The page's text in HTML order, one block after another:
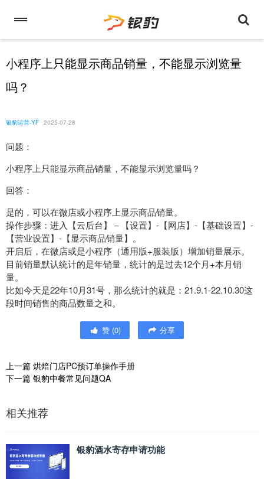
小程序上只能显示商品销量，不能显示浏览量
吗？
银豹运营-YF 2025-07-28
问题：
小程序上只能显示商品销量，不能显示浏览量吗？
回答：
是的，可以在微店或小程序上显示商品销量。
操作步骤：进入【云后台】－【设置】-【网店】-【基础设置】-
【营业设置】-【显示商品销量】。
开启后，在微店或是小程序（通用版+服装版）增加销量展示。
目前销量默认统计的是年销量，统计的是过去12个月+本月销
量。
比如今天是22年10月31号，那么统计的就是：21.9.1-22.10.30这
段时间销售的商品数量之和。
赞 (0) 分享
上一篇 烘焙门店PC预订单操作手册
下一篇 银豹中餐常见问题QA
相关推荐
银豹酒水寄存申请功能